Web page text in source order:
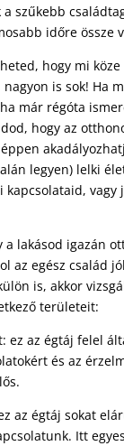
a szűkebb
időre össze
hogy mi
nagyon is sok! Ha
már régóta
hogy az
legyen) lelki
kapcsolataid, vagy
a lakásod igazán
az egész család
is, akkor
területeit:
ez az égtáj felel
és az
az égtáj sokat
Itt